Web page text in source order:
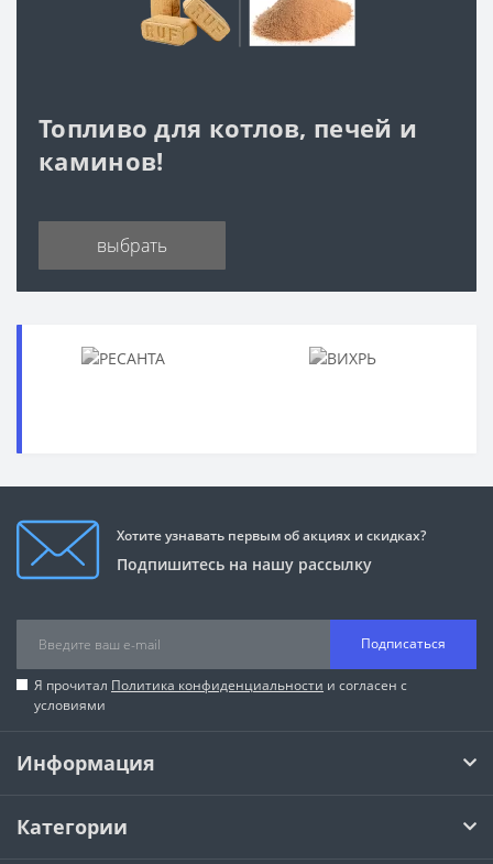
Топливо для котлов, печей и
каминов!
выбрать
Хотите узнавать первым об акциях и скидках?
Подпишитесь на нашу рассылку
Подписаться
Я прочитал Политика конфиденциальности и согласен с
условиями
Информация
Категории